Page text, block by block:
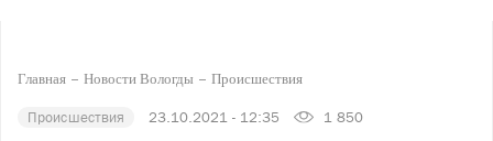
Главная Новости Вологды Происшествия
Происшествия 23.10.2021 - 12:35 1 850